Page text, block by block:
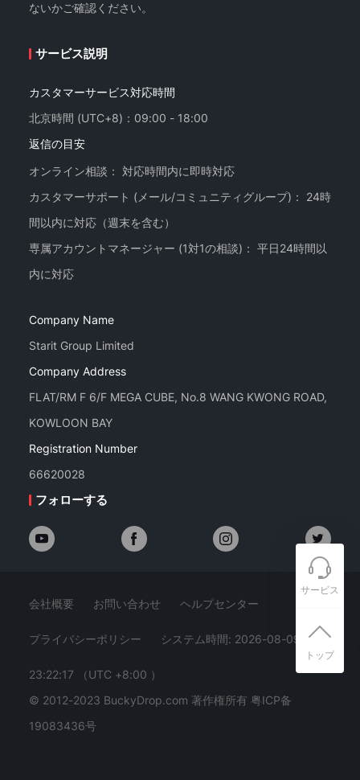
ないかご確認ください。
サービス説明
カスタマーサービス対応時間
北京時間 (UTC+8)：09:00 - 18:00
返信の目安
オンライン相談： 対応時間内に即時対応
カスタマーサポート (メール/コミュニティグループ)： 24時
間以内に対応（週末を含む）
専属アカウントマネージャー (1対1の相談)： 平日24時間以
Company Name
Starit Group Limited
Company Address
FLAT/RM F 6/F MEGA CUBE, No.8 WANG KWONG ROAD,
KOWLOON BAY
Registration Number
66620028
フォローする
会社概要 お問い合わせ ヘルプセンター
プライバシーポリシー システム時間: 2026-08-09
23:22:17
（UTC +8:00 ）
© 2012-2023 BuckyDrop.com 著作権所有 粤ICP备
19083436号
サービス
トップ